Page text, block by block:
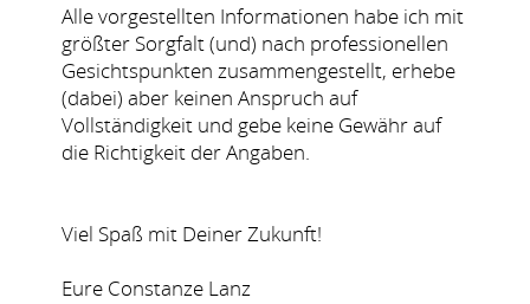
Alle vorgestellten Informationen habe ich mit
größter Sorgfalt (und) nach professionellen
Gesichtspunkten zusammengestellt, erhebe
(dabei) aber keinen Anspruch auf
Vollständigkeit und gebe keine Gewähr auf
die Richtigkeit der Angaben.
Viel Spaß mit Deiner Zukunft!
Eure Constanze Lanz